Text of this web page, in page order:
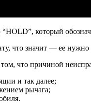
который
что значит — ее
что причиной
и так далее;
рычага;